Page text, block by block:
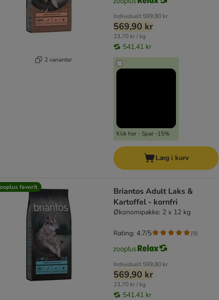
2 varianter
Individuelt 599,80 kr
569,90 kr
23,70 kr / kg
541,41 kr
Klik her - Spar -15%
Læg i kurv
favorit
Briantos Adult Laks &
Kartoffel - kornfri
Økonomipakke: 2 x 12 kg
Individuelt 599,80 kr
569,90 kr
23,70 kr / kg
541,41 kr
Rating: 4.7/5 (9)